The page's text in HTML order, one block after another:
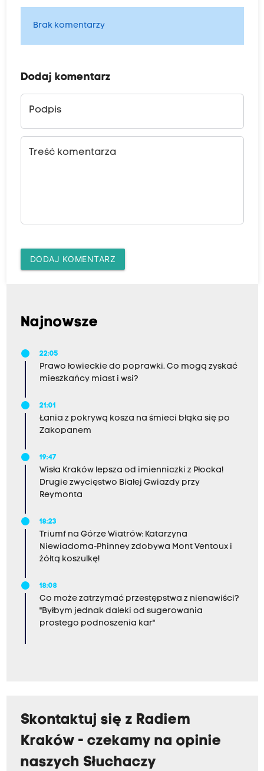
Brak komentarzy
Dodaj komentarz
Podpis
Treść komentarza
DODAJ KOMENTARZ
Najnowsze
22:05
Prawo łowieckie do poprawki. Co mogą zyskać
mieszkańcy miast i wsi?
21:01
Łania z pokrywą kosza na śmieci błąka się po
Zakopanem
19:47
Wisła Kraków lepsza od imienniczki z Płocka!
Drugie zwycięstwo Białej Gwiazdy przy
Reymonta
18:23
Triumf na Górze Wiatrów: Katarzyna
Niewiadoma-Phinney zdobywa Mont Ventoux i
żółtą koszulkę!
18:08
Co może zatrzymać przestępstwa z nienawiści?
"Byłbym jednak daleki od sugerowania
prostego podnoszenia kar"
Skontaktuj się z Radiem
Kraków - czekamy na opinie
naszych Słuchaczy